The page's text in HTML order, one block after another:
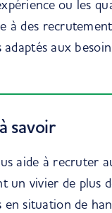
ou les
à des
aux
savoir
aide à recruter
un vivier de plus
situation de